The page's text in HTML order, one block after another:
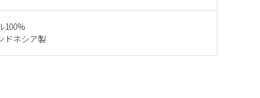
100%
ドネシア製